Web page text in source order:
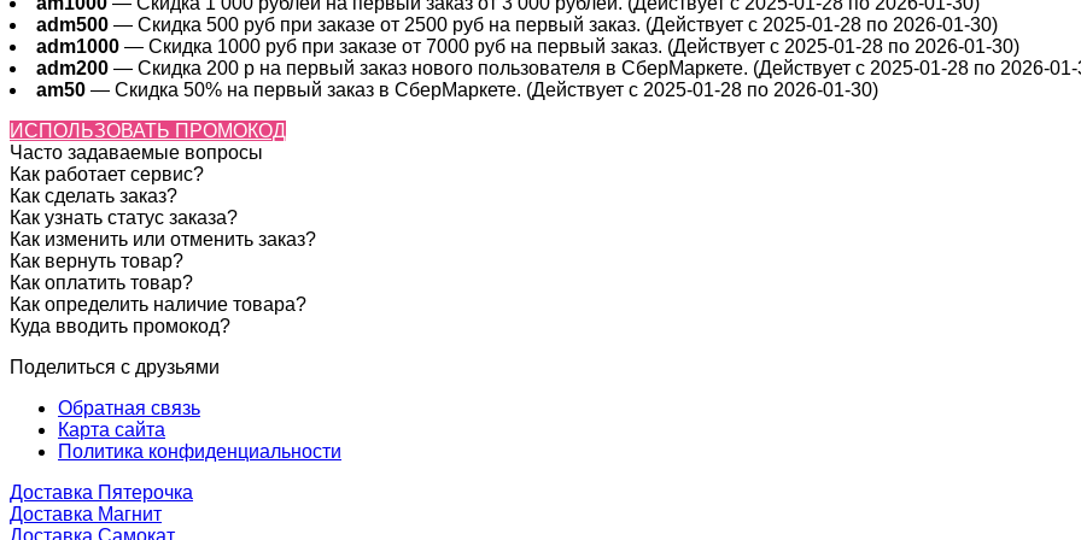
adm500 — Скидка 500 руб при заказе от 2500 руб на первый заказ. (Действует с 2025-01-28 по 2026-01-30)
adm1000 — Скидка 1000 руб при заказе от 7000 руб на первый заказ. (Действует с 2025-01-28 по 2026-01-30)
adm200 — Cкидка 200 р на первый заказ нового пользователя в СберМаркете. (Действует с 2025-01-28 по 2026-
am50 — Скидка 50% на первый заказ в СберМаркете. (Действует с 2025-01-28 по 2026-01-30)
ИСПОЛЬЗОВАТЬ ПРОМОКОД
Часто задаваемые вопросы
Как работает сервис?
Как сделать заказ?
Как узнать статус заказа?
Как изменить или отменить заказ?
Как вернуть товар?
Как оплатить товар?
Как определить наличие товара?
Куда вводить промокод?
Поделиться с друзьями
Обратная связь
Карта сайта
Политика конфиденциальности
Доставка Пятерочка
Доставка Магнит
Доставка Самокат